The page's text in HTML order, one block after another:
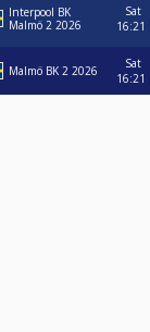
Interpool BK
Malmö 2 2026
Sat
16:21
Malmö BK 2 2026
Sat
16:21